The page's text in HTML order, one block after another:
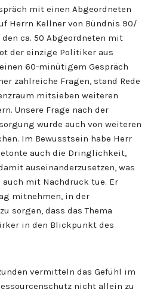
mit einen Abgeordneten
Herrn Kellner von Bündnis 90/
ca. 50 Abgeordneten mit
der einzige Politiker aus
60-minütigem Gespräch
zahlreiche Fragen, stand Rede
mitsieben weiteren
Unsere Frage nach der
wurde auch von weiteren
Im Bewusstsein habe Herr
auch die Dringlichkeit,
auseinanderzusetzen, was
mit Nachdruck tue. Er
mitnehmen, in der
sorgen, dass das Thema
in den Blickpunkt des
vermitteln das Gefühl im
nicht allein zu